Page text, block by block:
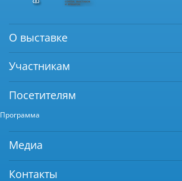
О выставке
Участникам
Посетителям
Программа
Медиа
Контакты